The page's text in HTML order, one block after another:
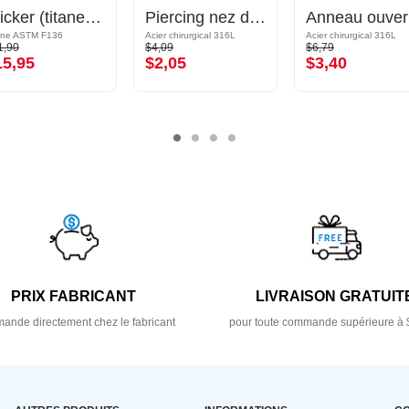
Clicker (titane, noir, finition brillante)
ASTM F136
Piercing nez droit (acier chirurgical, argent, finition brillante) avec pierre en crystal
Acier chirurgical 316L
$4,09
$2,05
Acier chirurgical 316L
$6,79
$3,40
PRIX FABRICANT
directement chez le fabricant
LIVRAISON
pour toute commande supérieure à